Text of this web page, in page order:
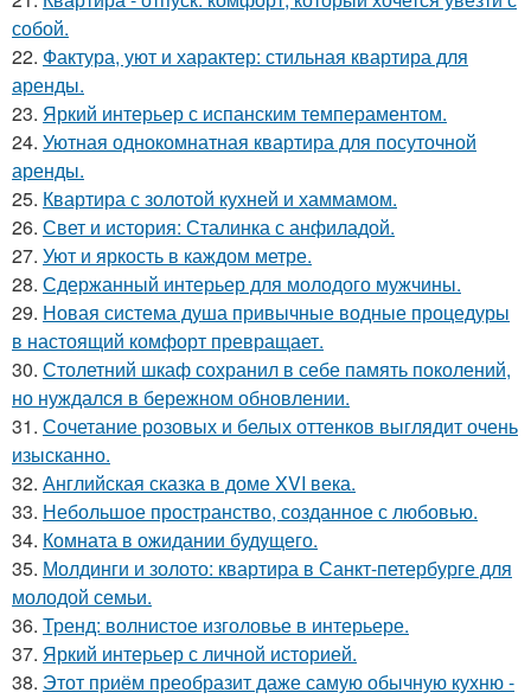
собой.
22. Фактура, уют и характер: стильная квартира для
аренды.
23. Яркий интерьер с испанским темпераментом.
24. Уютная однокомнатная квартира для посуточной
аренды.
25. Квартира с золотой кухней и хаммамом.
26. Свет и история: Сталинка с анфиладой.
27. Уют и яркость в каждом метре.
28. Сдержанный интерьер для молодого мужчины.
29. Новая система душа привычные водные процедуры
в настоящий комфорт превращает.
30. Столетний шкаф сохранил в себе память поколений,
но нуждался в бережном обновлении.
31. Сочетание розовых и белых оттенков выглядит очень
изысканно.
32. Английская сказка в доме XVI века.
33. Небольшое пространство, созданное с любовью.
34. Комната в ожидании будущего.
35. Молдинги и золото: квартира в Санкт-петербурге для
молодой семьи.
36. Тренд: волнистое изголовье в интерьере.
37. Яркий интерьер с личной историей.
38. Этот приём преобразит даже самую обычную кухню -